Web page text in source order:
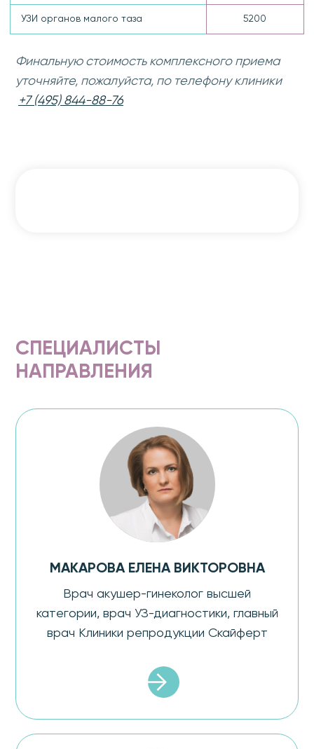
УЗИ органов малого таза 5200
Финальную стоимость комплексного приема
уточняйте, пожалуйста, по телефону клиники
+7 (495) 844-88-76
СПЕЦИАЛИСТЫ
НАПРАВЛЕНИЯ
МАКАРОВА ЕЛЕНА ВИКТОРОВНА
Врач акушер-гинеколог высшей
категории, врач УЗ-диагностики, главный
врач Клиники репродукции Скайферт